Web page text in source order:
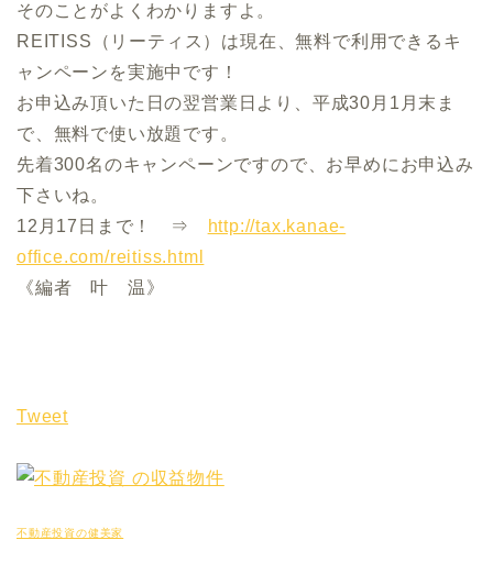
そのことがよくわかりますよ。
REITISS（リーティス）は現在、無料で利用できるキ
ャンペーンを実施中です！
お申込み頂いた日の翌営業日より、平成30月1月末ま
で、無料で使い放題です。
先着300名のキャンペーンですので、お早めにお申込み
下さいね。
12月17日まで！ ⇒
http://tax.kanae-
office.com/reitiss.html
《編者 叶 温》
Tweet
不動産投資の健美家